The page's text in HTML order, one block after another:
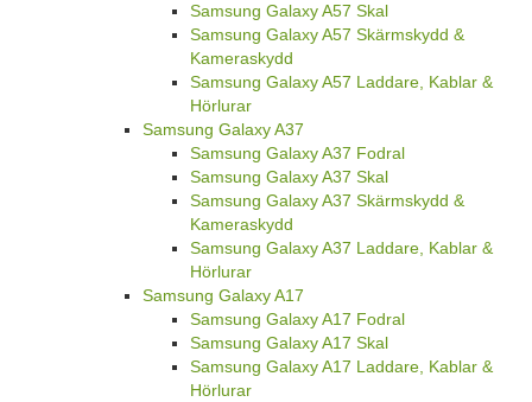
Samsung Galaxy A57 Skal
Samsung Galaxy A57 Skärmskydd &
Kameraskydd
Samsung Galaxy A57 Laddare, Kablar &
Hörlurar
Samsung Galaxy A37
Samsung Galaxy A37 Fodral
Samsung Galaxy A37 Skal
Samsung Galaxy A37 Skärmskydd &
Kameraskydd
Samsung Galaxy A37 Laddare, Kablar &
Hörlurar
Samsung Galaxy A17
Samsung Galaxy A17 Fodral
Samsung Galaxy A17 Skal
Samsung Galaxy A17 Laddare, Kablar &
Hörlurar